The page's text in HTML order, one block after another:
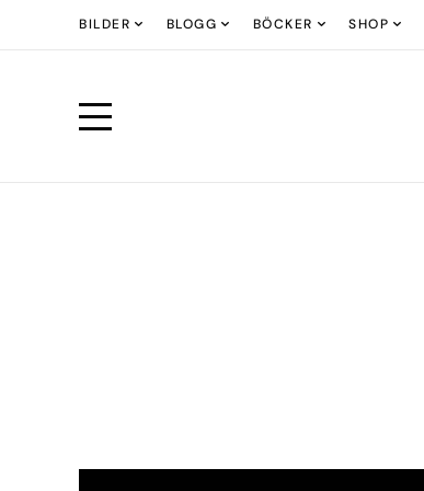
BILDER BLOGG BÖCKER SHOP